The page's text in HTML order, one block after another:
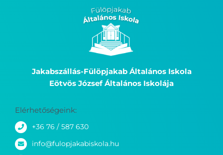
Jakabszállás-Fülöpjakab Általános Iskola
Eötvös József Általános Iskolája
Elérhetőségeink:
+36 76 / 587 630
info@fulopjakabiskola.hu